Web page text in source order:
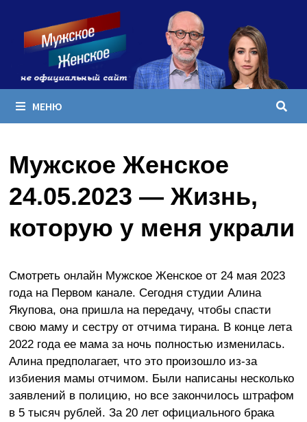
содержимому
МЕНЮ
Мужское Женское
24.05.2023 — Жизнь,
которую у меня украли
Смотреть онлайн Мужское Женское от 24 мая 2023
года на Первом канале. Сегодня студии Алина
Якупова, она пришла на передачу, чтобы спасти
свою маму и сестру от отчима тирана. В конце лета
2022 года ее мама за ночь полностью изменилась.
Алина предполагает, что это произошло из-за
избиения мамы отчимом. Были написаны несколько
заявлений в полицию, но все закончилось штрафом
в 5 тысяч рублей. За 20 лет официального брака